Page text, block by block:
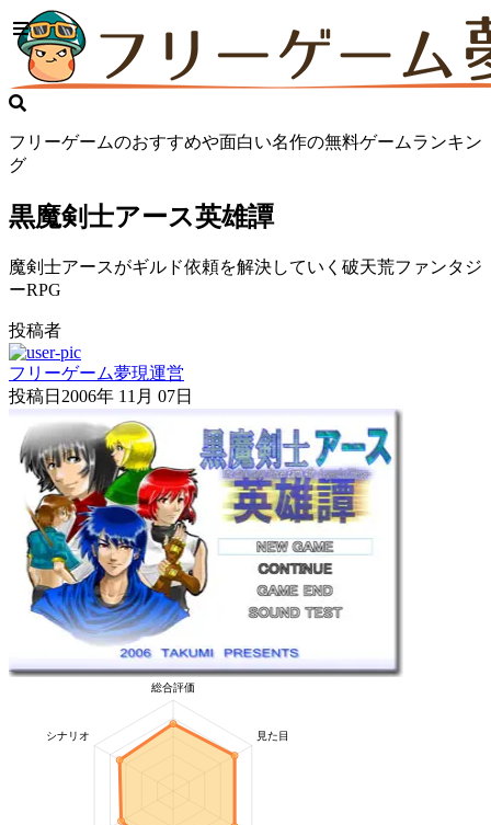
フリーゲームのおすすめや面白い名作の無料ゲームランキン
グ
黒魔剣士アース英雄譚
魔剣士アースがギルド依頼を解決していく破天荒ファンタジ
ーRPG
投稿者
フリーゲーム夢現運営
投稿日 2006年 11月 07日